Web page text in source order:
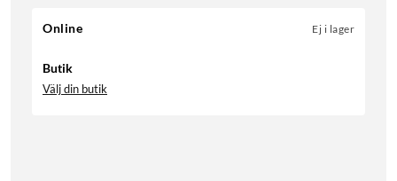
Online Ej i lager
Butik
Välj din butik